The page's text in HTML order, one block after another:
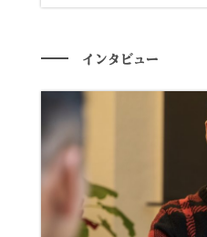
インタビュー